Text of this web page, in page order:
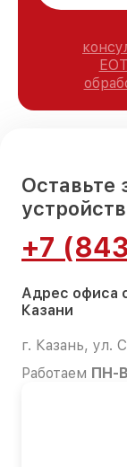
Оставьте
+7
Адрес офиса
Казани
г. Казань, ул.
Работаем ПН-